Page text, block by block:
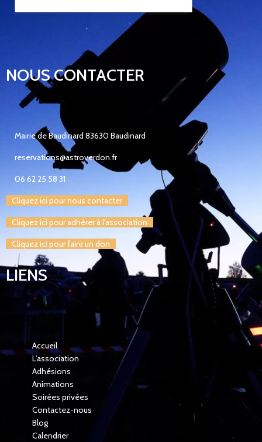
NOUS CONTACTER
Mairie de Baudinard 83630 Baudinard
reservations@astroverdon.fr
06 62 25 58 31
Cliquez ici pour nous contacter
Cliquez ici pour adhérer à l'association
Cliquez ici pour faire un don
LIENS
Accueil
L’association
Adhésions
Animations
Soirées privées
Contactez-nous
Blog
Calendrier